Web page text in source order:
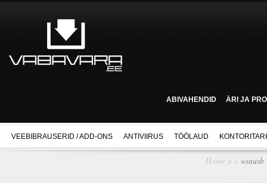
ABIVAHENDID ÄRI JA
VEEBIBRAUSERID / ADD-ONS ANTIVIIRUS TÖÖLAUD
Home » » winusb